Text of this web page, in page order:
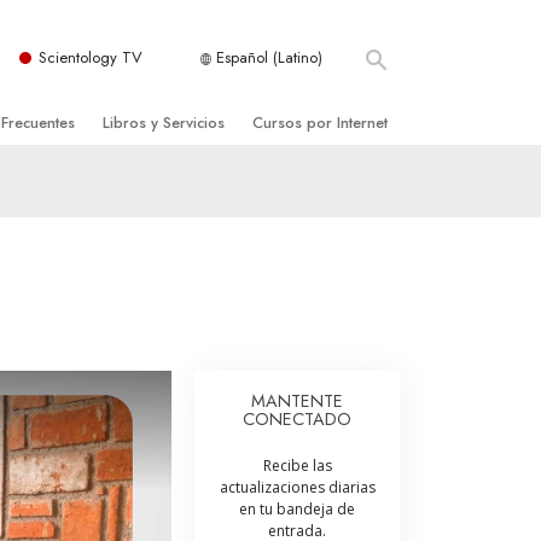
Scientology TV Español (Latino)
Libros y Servicios
Iniciales
Cursos por Internet
Ayudas para Enfermedades y Lesiones
La Integridad y la Honestidad
El Matrimonio
La Escala Tonal Emocional
MANTENTE
CONECTADO
Recibe las
actualizaciones diarias
en tu bandeja de
entrada.